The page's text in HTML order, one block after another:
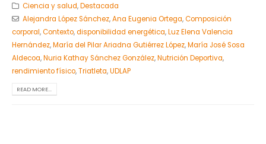
Ciencia y salud,Destacada
Alejandra López Sánchez,Ana Eugenia Ortega,Composición
corporal,Contexto,disponibilidad energética,Luz Elena Valencia
Hernández,María del Pilar Ariadna Gutiérrez López,María José Sosa
Aldecoa,Nuria Kathay Sánchez González,Nutrición Deportiva,
rendimiento físico,Triatleta,UDLAP
READ MORE...